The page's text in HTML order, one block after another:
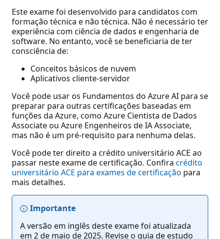
Este exame foi desenvolvido para candidatos com
formação técnica e não técnica. Não é necessário ter
experiência com ciência de dados e engenharia de
software. No entanto, você se beneficiaria de ter
consciência de:
Conceitos básicos de nuvem
Aplicativos cliente-servidor
Você pode usar os Fundamentos do Azure AI para se
preparar para outras certificações baseadas em
funções da Azure, como Azure Cientista de Dados
Associate ou Azure Engenheiros de IA Associate,
mas não é um pré-requisito para nenhuma delas.
Você pode ter direito a crédito universitário ACE ao
passar neste exame de certificação. Confira crédito
universitário ACE para exames de certificação para
mais detalhes.
Importante
A versão em inglês deste exame foi atualizada
em 2 de maio de 2025. Revise o guia de estudo